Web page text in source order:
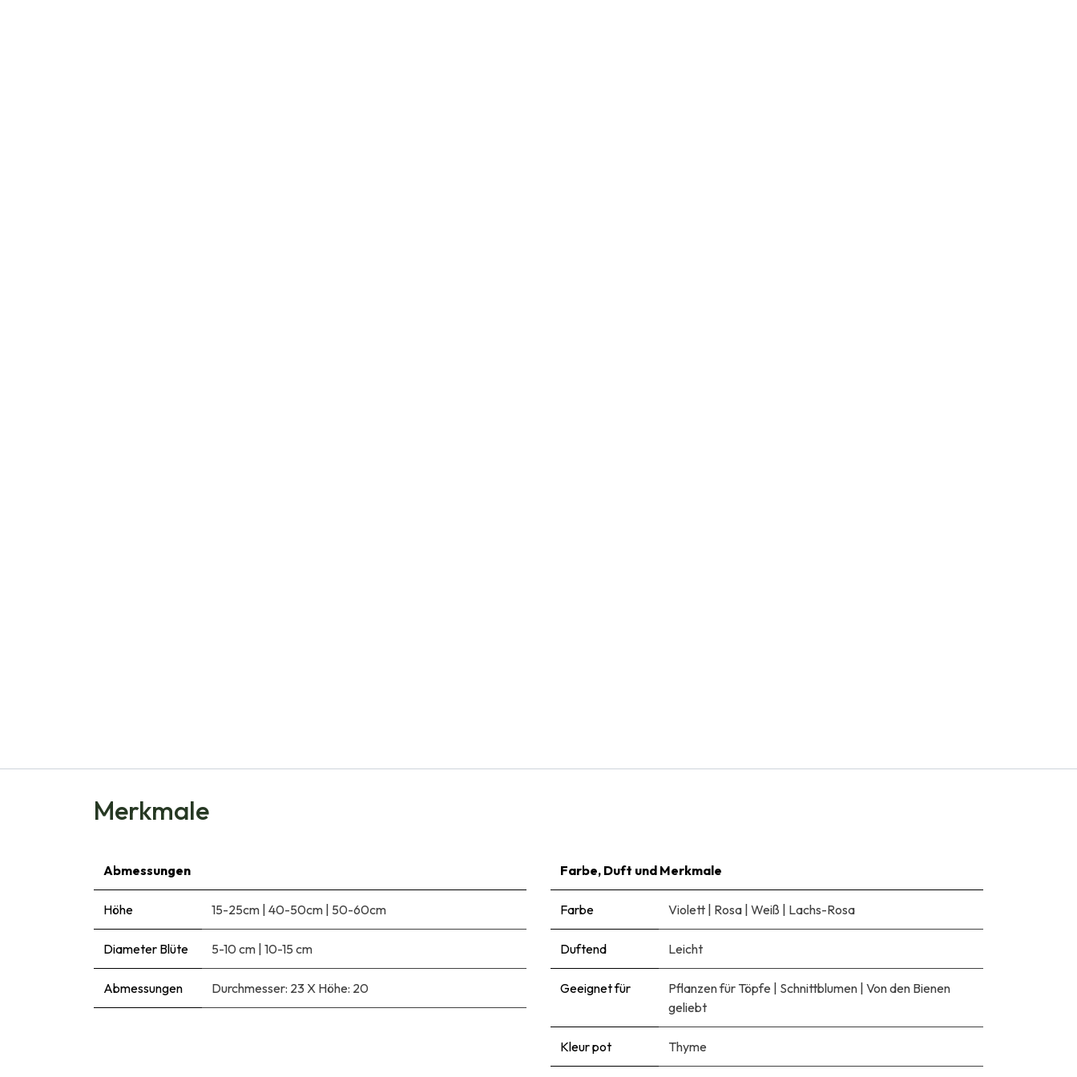
Merkmale
Abmessungen
Höhe 15-25cm | 40-50cm | 50-60cm
Diameter Blüte 5-10 cm | 10-15 cm
Abmessungen Durchmesser: 23 X Höhe: 20
Farbe, Duft und Merkmale
Farbe Violett | Rosa | Weiß | Lachs-Rosa
Duftend Leicht
Geeignet für Pflanzen für Töpfe | Schnittblumen | Von den Bienen
geliebt
Kleur pot Thyme